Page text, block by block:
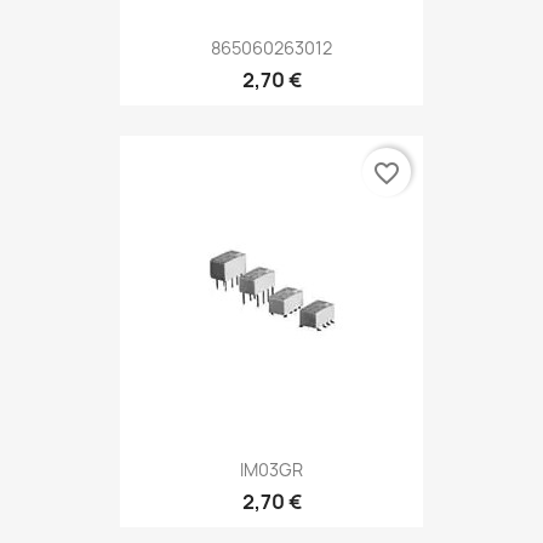
865060263012
2,70 €
IM03GR
2,70 €
favorite_border